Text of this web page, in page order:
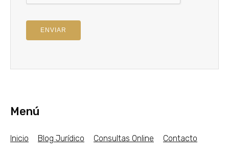
ENVIAR
Menú
Inicio Blog Jurídico Consultas Online Contacto